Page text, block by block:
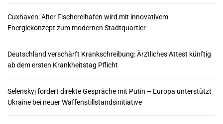
i
e
r
u
n
g
Cuxhaven: Alter Fischereihafen wird mit innovativem
Energiekonzept zum modernen Stadtquartier
Deutschland verschärft Krankschreibung: Ärztliches Attest künftig
ab dem ersten Krankheitstag Pflicht
Selenskyj fordert direkte Gespräche mit Putin – Europa unterstützt
Ukraine bei neuer Waffenstillstandsinitiative